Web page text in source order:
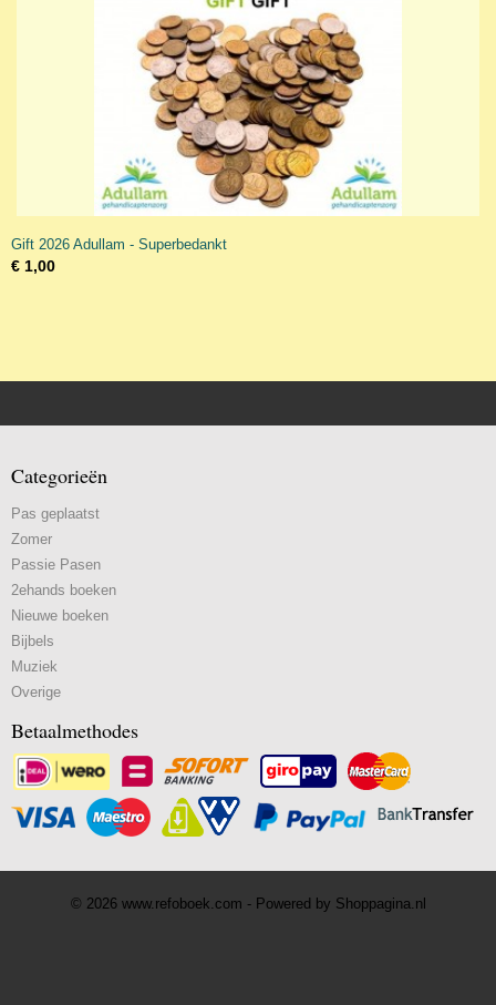
Gift 2026 Adullam - Superbedankt
€ 1,00
Categorieën
Pas geplaatst
Zomer
Passie Pasen
2ehands boeken
Nieuwe boeken
Bijbels
Muziek
Overige
Betaalmethodes
© 2026 www.refoboek.com - Powered by Shoppagina.nl